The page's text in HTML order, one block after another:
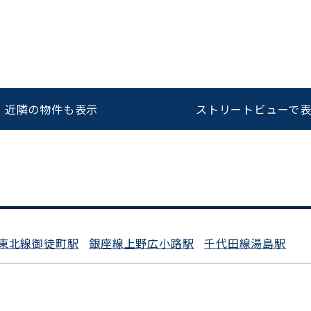
0120-620-213
近隣の物件も表示 ストリートビューで
北線御徒町駅 銀座線上野広小路駅 千代田線湯島駅